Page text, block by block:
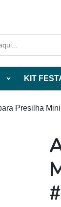
de
KIT
Presilha